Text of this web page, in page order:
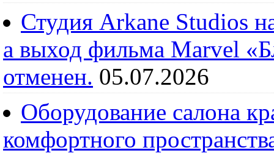
Студия Arkane Studios
а выход фильма Marvel
отменен. 05.07.2026
Оборудование салона
комфортного